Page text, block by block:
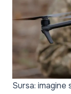
Sursa: imagine